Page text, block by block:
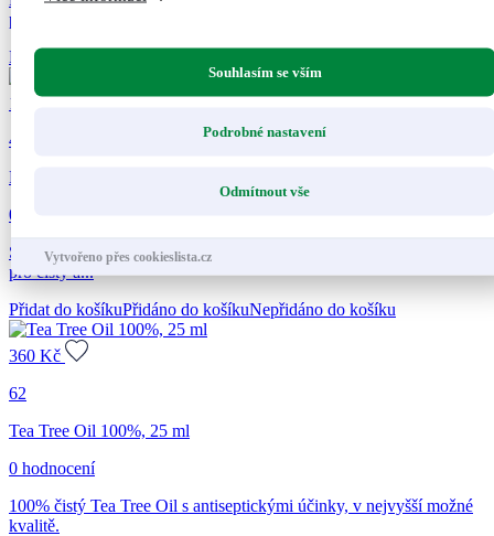
přírodních silic...
Přidat do košíku
175 Kč
40
RESPIRAN, osvěžovač vzduchu, 50 ml
0 hodnocení
Směs přírodních silic vhodná při dýchacích potížích a rýmě. Elixír
pro čistý a...
Přidat do košíkuPřidáno do košíkuNepřidáno do košíku
360 Kč
62
Tea Tree Oil 100%, 25 ml
0 hodnocení
100% čistý Tea Tree Oil s antiseptickými účinky, v nejvyšší možné
kvalitě.
Souhlasím se vším
Podrobné nastavení
Odmítnout vše
Vytvořeno přes cookieslista.cz